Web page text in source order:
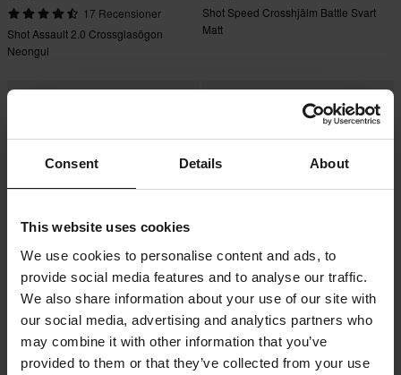
Consent Details About
This website uses cookies
We use cookies to personalise content and ads, to
provide social media features and to analyse our traffic.
We also share information about your use of our site with
our social media, advertising and analytics partners who
may combine it with other information that you’ve
provided to them or that they’ve collected from your use
17 Recensioner
Shot Assault 2.0 Crossglasögon
Neongul
Shot Speed Crosshjälm Battle Svart
Matt
Från 99 kr
119 kr
1 Recensioner
Shot Palmino 2.0 Crosshandskar
Kamouflage
279 kr
399 kr
1 Recensioner
Shot Airlight Armbågsskydd Barn
Svart